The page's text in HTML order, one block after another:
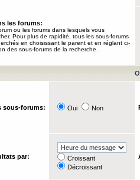
les forums:
ou les forums dans lesquels vous
Pour plus de rapidité, tous les sous-forums
en choisissant le parent et en réglant ci-
des sous-forums de la recherche.
sous-forums: Oui Non
par:
Croissant
Décroissant